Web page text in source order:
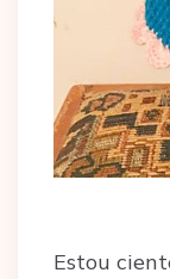
Estou